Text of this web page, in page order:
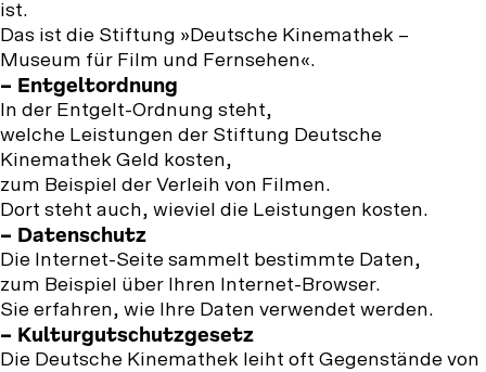
ist.
Das ist die Stiftung »Deutsche Kinemathek –
Museum für Film und Fernsehen«.
– Entgeltordnung
In der Entgelt-Ordnung steht,
welche Leistungen der Stiftung Deutsche
Kinemathek Geld kosten,
zum Beispiel der Verleih von Filmen.
Dort steht auch, wieviel die Leistungen kosten.
– Datenschutz
Die Internet-Seite sammelt bestimmte Daten,
zum Beispiel über Ihren Internet-Browser.
Sie erfahren, wie Ihre Daten verwendet werden.
– Kulturgutschutzgesetz
Die Deutsche Kinemathek leiht oft Gegenstände von